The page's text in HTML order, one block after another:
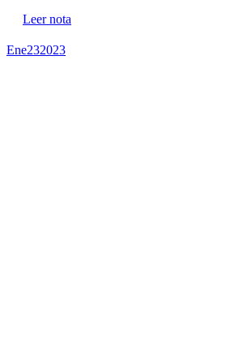
Leer nota
Ene232023